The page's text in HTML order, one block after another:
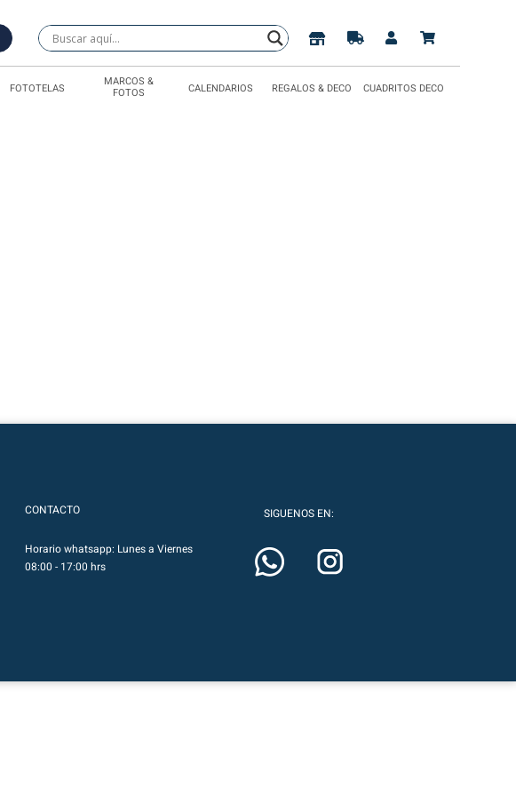
FOTOTELAS MARCOS &
FOTOS CALENDARIOS REGALOS & DECO CUADRITOS DECO
CONTACTO
Horario whatsapp: Lunes a Viernes
08:00 - 17:00 hrs
SIGUENOS EN: